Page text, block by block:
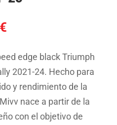
€
actual
es:
530.97€.
edge black Triumph
2021-24. Hecho para
y rendimiento de la
nace a partir de la
con el objetivo de